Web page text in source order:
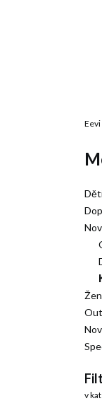
Eevi
v